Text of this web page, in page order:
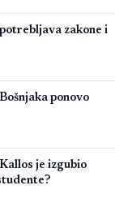
zakone i
ponovo
je izgubio